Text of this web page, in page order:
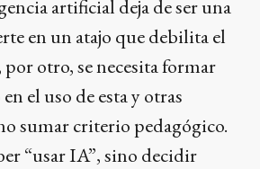
artificial deja de ser una
en un atajo que debilita el
por otro, se necesita formar
el uso de esta y otras
sumar criterio pedagógico.
“usar IA”, sino decidir